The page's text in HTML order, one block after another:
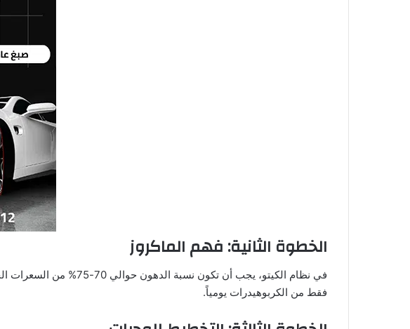
الخطوة الثانية: فهم الماكروز
فقط من الكربوهيدرات يومياً.